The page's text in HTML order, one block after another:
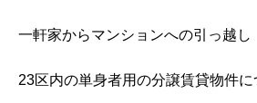
一軒家からマンションへの引っ越し
23区内の単身者用の分譲賃貸物件に